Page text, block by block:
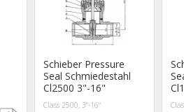
Schieber Pressure
Seal Schmiedestahl
Cl2500 3"-16"
Class 2500, 3"-16"